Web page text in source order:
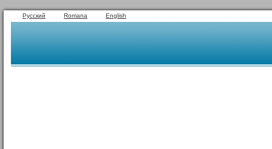
Русский Romana English